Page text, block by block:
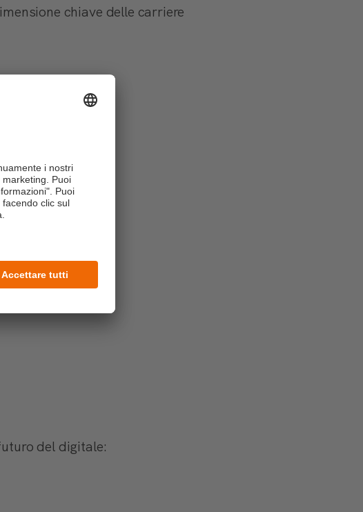
chiave delle carriere
del digitale: